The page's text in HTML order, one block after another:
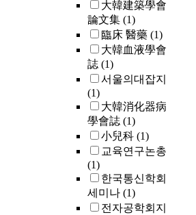
大韓建築學會
論文集 (1)
臨床 醫藥 (1)
大韓血液學會
誌 (1)
서울의대잡지
(1)
大韓消化器病
學會誌 (1)
小兒科 (1)
교육연구논총
(1)
한국통신학회
세미나 (1)
전자공학회지